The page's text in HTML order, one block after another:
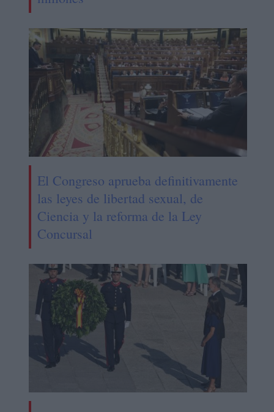
El Congreso aprueba definitivamente
las leyes de libertad sexual, de
Ciencia y la reforma de la Ley
Concursal